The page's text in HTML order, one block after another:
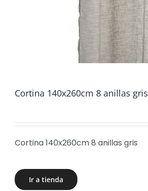
Cortina 140x260cm 8 anillas gris
Cortina 140x260cm 8 anillas gris
Ir a tienda